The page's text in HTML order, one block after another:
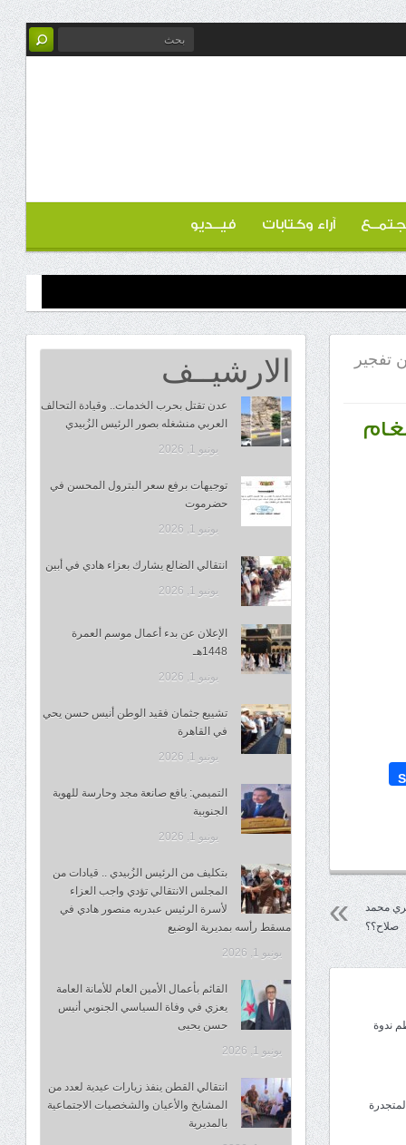
آراء وكتابات فيــديو
تفجير
محمد
صلاح؟؟
ندوة
الارشيــف
عدن تقتل بحرب الخدمات.. وقيادة التحالف
العربي منشغله بصور الرئيس الزُبيدي
يونيو 1, 2026
توجيهات برفع سعر البترول المحسن في
حضرموت
يونيو 1, 2026
انتقالي الضالع يشارك بعزاء هادي في أبين
يونيو 1, 2026
الإعلان عن بدء أعمال موسم العمرة
1448هـ
يونيو 1, 2026
تشييع جثمان فقيد الوطن أنيس حسن يحي
في القاهرة
يونيو 1, 2026
التميمي: يافع صانعة مجد وحارسة للهوية
الجنوبية
يونيو 1, 2026
بتكليف من الرئيس الزُبيدي .. قيادات من
المجلس الانتقالي تؤدي واجب العزاء
لأسرة الرئيس عبدربه منصور هادي في
مسقط رأسه بمديرية الوضيع
يونيو 1, 2026
القائم بأعمال الأمين العام للأمانة العامة
يعزي في وفاة السياسي الجنوبي أنيس
حسن يحيى
يونيو 1, 2026
انتقالي القطن ينفذ زيارات عيدية لعدد من
المشايخ والأعيان والشخصيات الاجتماعية
بالمديرية